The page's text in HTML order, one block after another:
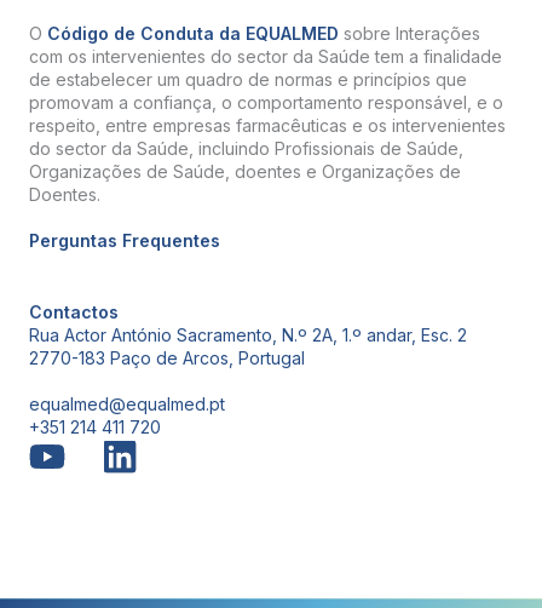
O Código de Conduta da EQUALMED sobre Interações
com os intervenientes do sector da Saúde tem a finalidade
de estabelecer um quadro de normas e princípios que
promovam a confiança, o comportamento responsável, e o
respeito, entre empresas farmacêuticas e os intervenientes
do sector da Saúde, incluindo Profissionais de Saúde,
Organizações de Saúde, doentes e Organizações de
Doentes.
Perguntas Frequentes
Contactos
Rua Actor António Sacramento, N.º 2A, 1.º andar, Esc. 2
2770-183 Paço de Arcos, Portugal
equalmed@equalmed.pt
+351 214 411 720